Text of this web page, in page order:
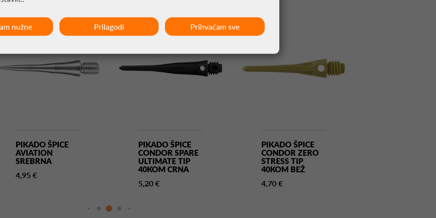
PIKADO ŠPICE
AVIATION
SREBRNA
4,95 €
PIKADO ŠPICE
CONDOR SPARE
ULTIMATE TIP
40KOM CRNA
5,20 €
PIKADO ŠPICE
CONDOR ZERO
STRESS TIP
40KOM BEŽ
4,70 €
nužne Prilagodi Prihvaćam sve